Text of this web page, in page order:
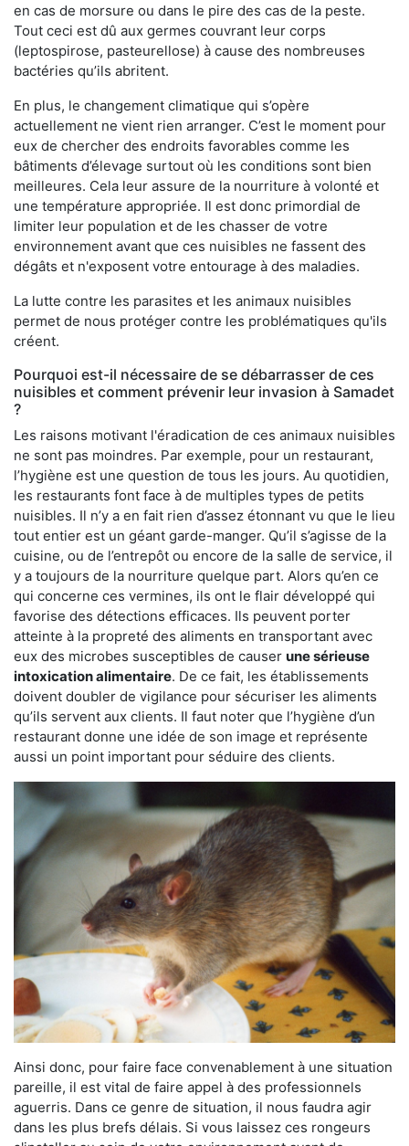
en cas de morsure ou dans le pire des cas de la peste.
Tout ceci est dû aux germes couvrant leur corps
(leptospirose, pasteurellose) à cause des nombreuses
bactéries qu’ils abritent.
En plus, le changement climatique qui s’opère
actuellement ne vient rien arranger. C’est le moment pour
eux de chercher des endroits favorables comme les
bâtiments d’élevage surtout où les conditions sont bien
meilleures. Cela leur assure de la nourriture à volonté et
une température appropriée. Il est donc primordial de
limiter leur population et de les chasser de votre
environnement avant que ces nuisibles ne fassent des
dégâts et n'exposent votre entourage à des maladies.
La lutte contre les parasites et les animaux nuisibles
permet de nous protéger contre les problématiques qu'ils
créent.
Pourquoi est-il nécessaire de se débarrasser de ces
nuisibles et comment prévenir leur invasion à Samadet
?
Les raisons motivant l'éradication de ces animaux nuisibles
ne sont pas moindres. Par exemple, pour un restaurant,
l’hygiène est une question de tous les jours. Au quotidien,
les restaurants font face à de multiples types de petits
nuisibles. Il n’y a en fait rien d’assez étonnant vu que le lieu
tout entier est un géant garde-manger. Qu’il s’agisse de la
cuisine, ou de l’entrepôt ou encore de la salle de service, il
y a toujours de la nourriture quelque part. Alors qu’en ce
qui concerne ces vermines, ils ont le flair développé qui
favorise des détections efficaces. Ils peuvent porter
atteinte à la propreté des aliments en transportant avec
eux des microbes susceptibles de causer une sérieuse
intoxication alimentaire. De ce fait, les établissements
doivent doubler de vigilance pour sécuriser les aliments
qu’ils servent aux clients. Il faut noter que l’hygiène d’un
restaurant donne une idée de son image et représente
aussi un point important pour séduire des clients.
Ainsi donc, pour faire face convenablement à une situation
pareille, il est vital de faire appel à des professionnels
aguerris. Dans ce genre de situation, il nous faudra agir
dans les plus brefs délais. Si vous laissez ces rongeurs